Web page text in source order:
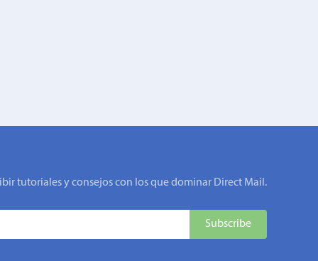
tutoriales y consejos con los que dominar Direct Mail.